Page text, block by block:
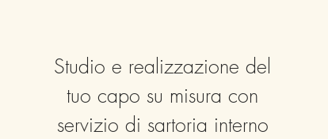
Studio e realizzazione del
tuo capo su misura con
servizio di sartoria interno